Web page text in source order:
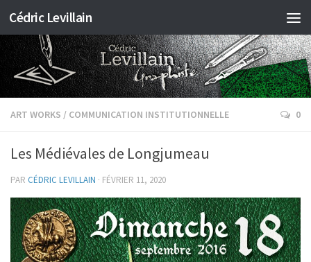
Cédric Levillain
ART WORKS / COMMUNICATION INSTITUTIONNELLE 0
Les Médiévales de Longjumeau
PAR CÉDRIC LEVILLAIN · FÉVRIER 11, 2020